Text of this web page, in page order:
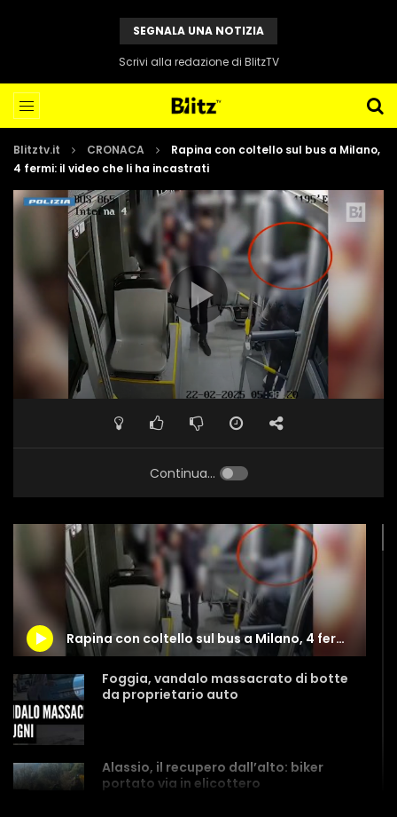
SEGNALA UNA NOTIZIA
Scrivi alla redazione di BlitzTV
Blitztv.it CRONACA
Rapina con coltello sul bus a Milano,
4 fermi: il video che li ha incastrati
Continua...
Rapina con coltello sul bus a Milano, 4 fermi: il video che li ha incastrati
Foggia, vandalo massacrato di botte
da proprietario auto
Alassio, il recupero dall’alto: biker
portato via in elicottero